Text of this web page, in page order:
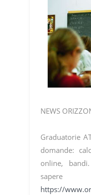
NEWS
Graduatorie
domande:
online,
sapere
https://